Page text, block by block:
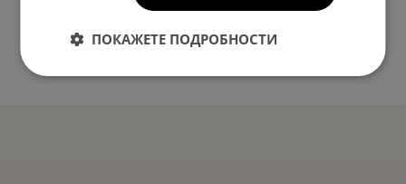
ПОКАЖЕТЕ ПОДРОБНОСТИ